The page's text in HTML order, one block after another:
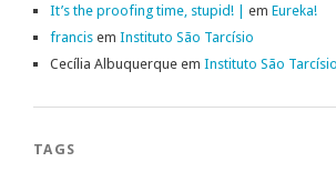
It’s the proofing time, stupid! | em Eureka!
francis em Instituto São Tarcísio
Cecília Albuquerque em Instituto São Tarcísio
TAGS